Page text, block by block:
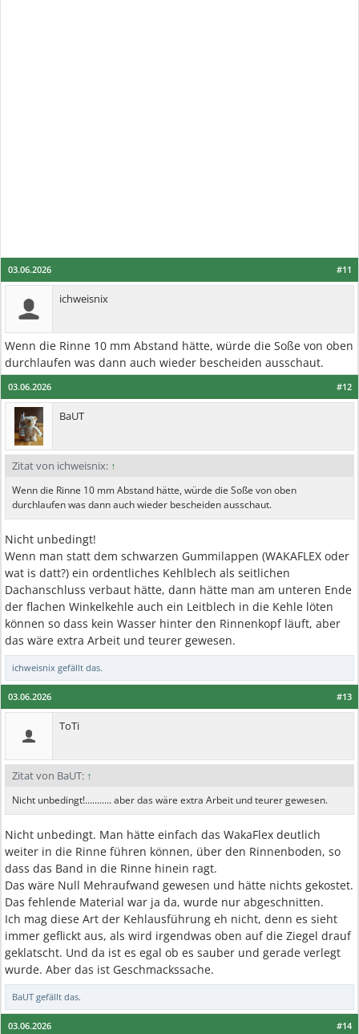
#11
03.06.2026
ichweisnix
Wenn die Rinne 10 mm Abstand hätte, würde die Soße von oben
durchlaufen was dann auch wieder bescheiden ausschaut.
#12
03.06.2026
BaUT
Zitat von ichweisnix: ↑
Wenn die Rinne 10 mm Abstand hätte, würde die Soße von oben
durchlaufen was dann auch wieder bescheiden ausschaut.
Nicht unbedingt!
Wenn man statt dem schwarzen Gummilappen (WAKAFLEX oder
wat is datt?) ein ordentliches Kehlblech als seitlichen
Dachanschluss verbaut hätte, dann hätte man am unteren Ende
der flachen Winkelkehle auch ein Leitblech in die Kehle löten
können so dass kein Wasser hinter den Rinnenkopf läuft, aber
das wäre extra Arbeit und teurer gewesen.
ichweisnix gefällt das.
#13
03.06.2026
ToTi
Zitat von BaUT: ↑
Nicht unbedingt!........... aber das wäre extra Arbeit und teurer gewesen.
Nicht unbedingt. Man hätte einfach das WakaFlex deutlich
weiter in die Rinne führen können, über den Rinnenboden, so
dass das Band in die Rinne hinein ragt.
Das wäre Null Mehraufwand gewesen und hätte nichts gekostet.
Das fehlende Material war ja da, wurde nur abgeschnitten.
Ich mag diese Art der Kehlausführung eh nicht, denn es sieht
immer geflickt aus, als wird irgendwas oben auf die Ziegel drauf
geklatscht. Und da ist es egal ob es sauber und gerade verlegt
wurde. Aber das ist Geschmackssache.
BaUT gefällt das.
#14
03.06.2026